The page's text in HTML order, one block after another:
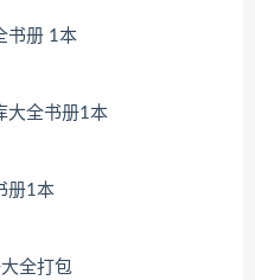
书册 1本
大全书册1本
册1本
全打包